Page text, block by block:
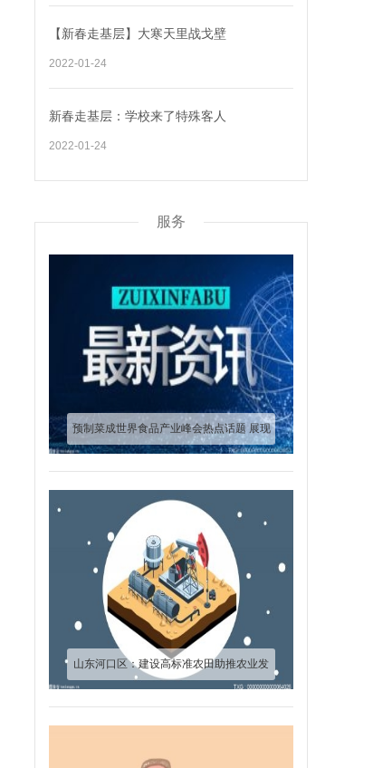
【新春走基层】大寒天里战戈壁
2022-01-24
新春走基层：学校来了特殊客人
2022-01-24
服务
预制菜成世界食品产业峰会热点话题 展现
山东河口区：建设高标准农田助推农业发